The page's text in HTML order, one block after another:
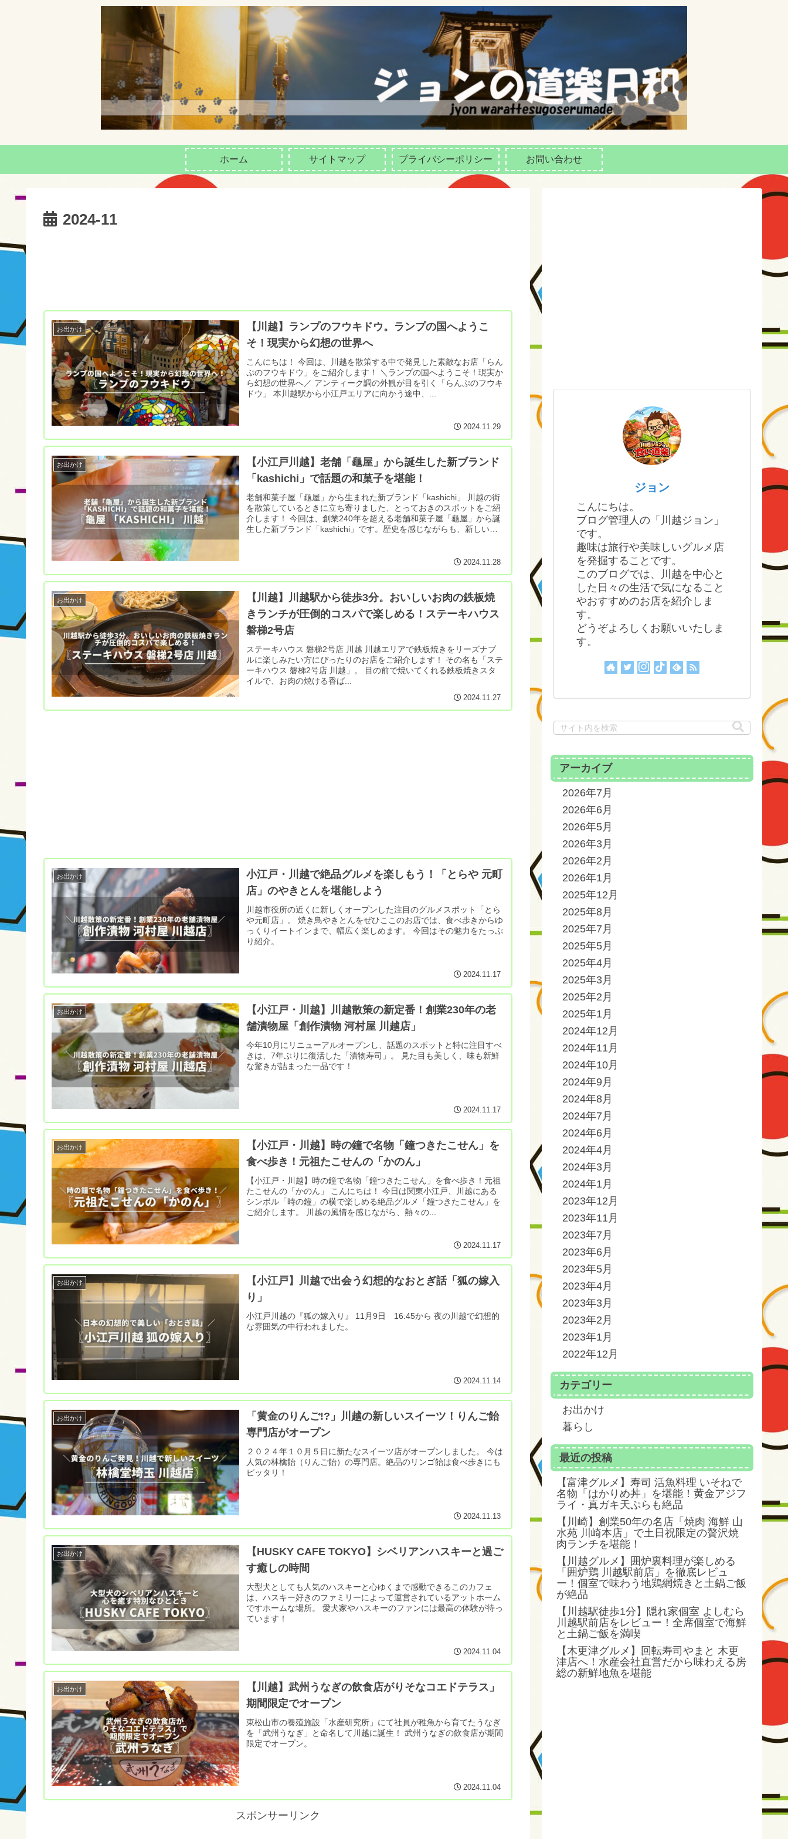
ホーム サイトマップ プライバシーポリシー お問い合わせ
2024-11
お出かけ
【川越】ランプのフウキドウ。ランプの国へようこ
そ！現実から幻想の世界へ
こんにちは！ 今回は、川越を散策する中で発見した素敵なお店「らん
ぷのフウキドウ」をご紹介します！ ＼ランプの国へようこそ！現実か
ら幻想の世界へ／ アンティーク調の外観が目を引く「らんぷのフウキ
ドウ」 本川越駅から小江戸エリアに向かう途中、...
2024.11.29
お出かけ
【小江戸川越】老舗「龜屋」から誕生した新ブランド
「kashichi」で話題の和菓子を堪能！
老舗和菓子屋「龜屋」から生まれた新ブランド「kashichi」 川越の街
を散策しているときに立ち寄りました、とっておきのスポットをご紹
介します！ 今回は、創業240年を超える老舗和菓子屋「龜屋」から誕
生した新ブランド「kashichi」です。歴史を感じながらも、新しい和
2024.11.28
お出かけ
【川越】川越駅から徒歩3分。おいしいお肉の鉄板焼
きランチが圧倒的コスパで楽しめる！ステーキハウス
磐梯2号店
ステーキハウス 磐梯2号店 川越 川越エリアで鉄板焼きをリーズナブ
ルに楽しみたい方にぴったりのお店をご紹介します！ その名も「ステ
ーキハウス 磐梯2号店 川越」。 目の前で焼いてくれる鉄板焼きスタ
イルで、お肉の焼ける香ば...
2024.11.27
お出かけ
小江戸・川越で絶品グルメを楽しもう！「とらや 元町
店」のやきとんを堪能しよう
川越市役所の近くに新しくオープンした注目のグルメスポット「とら
や元町店」。 焼き鳥やきとんをぜひここのお店では、食べ歩きからゆ
っくりイートインまで、幅広く楽しめます。 今回はその魅力をたっぷ
り紹介。
2024.11.17
お出かけ
【小江戸・川越】川越散策の新定番！創業230年の老
舗漬物屋「創作漬物 河村屋 川越店」
今年10月にリニューアルオープンし、話題のスポットと特に注目すべ
きは、7年ぶりに復活した「漬物寿司」。 見た目も美しく、味も新鮮
な驚きが詰まった一品です！
2024.11.17
お出かけ
【小江戸・川越】時の鐘で名物「鐘つきたこせん」を
食べ歩き！元祖たこせんの「かのん」
【小江戸・川越】時の鐘で名物「鐘つきたこせん」を食べ歩き！元祖
たこせんの「かのん」 こんにちは！ 今日は関東小江戸、川越にある
シンボル「時の鐘」の横で楽しめる絶品グルメ「鐘つきたこせん」を
ご紹介します。 川越の風情を感じながら、熱々の...
2024.11.17
お出かけ
【小江戸】川越で出会う幻想的なおとぎ話「狐の嫁入
り」
小江戸川越の『狐の嫁入り』 11月9日 16:45から 夜の川越で幻想的
な雰囲気の中行われました。
2024.11.14
お出かけ
「黄金のりんご!?」川越の新しいスイーツ！りんご飴
専門店がオープン
２０２４年１０月５日に新たなスイーツ店がオープンしました。 今は
人気の林檎飴（りんご飴）の専門店。絶品のリンゴ飴は食べ歩きにも
ピッタリ！
2024.11.13
お出かけ
【HUSKY CAFE TOKYO】シベリアンハスキーと過ご
す癒しの時間
大型犬としても人気のハスキーと心ゆくまで感動できるこのカフェ
は、ハスキー好きのファミリーによって運営されているアットホーム
ですホームな場所。 愛犬家やハスキーのファンには最高の体験が待っ
ています！
2024.11.04
お出かけ
【川越】武州うなぎの飲食店がりそなコエドテラス」
期間限定でオープン
東松山市の養殖施設「水産研究所」にて社員が稚魚から育てたうなぎ
を「武州うなぎ」と命名して川越に誕生！ 武州うなぎの飲食店が期間
限定でオープン。
2024.11.04
スポンサーリンク
ジョン
こんにちは。
ブログ管理人の「川越ジョン」
です。
趣味は旅行や美味しいグルメ店
を発掘することです。
このブログでは、川越を中心と
した日々の生活で気になること
やおすすめのお店を紹介しま
す。
どうぞよろしくお願いいたしま
す。
アーカイブ
2026年7月
2026年6月
2026年5月
2026年3月
2026年2月
2026年1月
2025年12月
2025年8月
2025年7月
2025年5月
2025年4月
2025年3月
2025年2月
2025年1月
2024年12月
2024年11月
2024年10月
2024年9月
2024年8月
2024年7月
2024年6月
2024年4月
2024年3月
2024年1月
2023年12月
2023年11月
2023年7月
2023年6月
2023年5月
2023年4月
2023年3月
2023年2月
2023年1月
2022年12月
カテゴリー
お出かけ
暮らし
最近の投稿
【富津グルメ】寿司 活魚料理 いそねで
名物「はかりめ丼」を堪能！黄金アジフ
ライ・真ガキ天ぷらも絶品
【川崎】創業50年の名店「焼肉 海鮮 山
水苑 川崎本店」で土日祝限定の贅沢焼
肉ランチを堪能！
【川越グルメ】囲炉裏料理が楽しめる
「囲炉鶏 川越駅前店」を徹底レビュ
ー！個室で味わう地鶏網焼きと土鍋ご飯
が絶品
【川越駅徒歩1分】隠れ家個室 よしむら
川越駅前店をレビュー！全席個室で海鮮
と土鍋ご飯を満喫
【木更津グルメ】回転寿司やまと 木更
津店へ！水産会社直営だから味わえる房
総の新鮮地魚を堪能